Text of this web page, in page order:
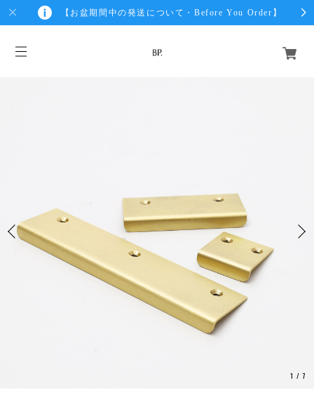
【お盆期間中の発送について・Before You Order】
1 /7